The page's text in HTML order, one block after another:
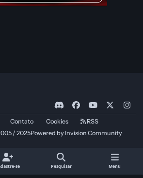
d
i
s
c
d
a
c
e
o
o
u
t
e
n
t
g
r
Contato Cookies
RSS
/ 2025Powered by Invision Community
se Pesquisar Menu